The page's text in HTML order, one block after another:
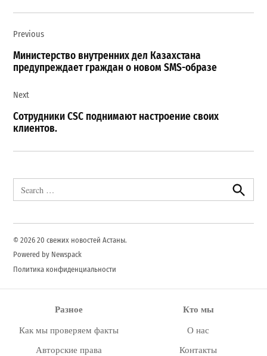
по
записям
Previous
Министерство внутренних дел Казахстана
предупреждает граждан о новом SMS-образе
Next
Сотрудники CSC поднимают настроение своих
клиентов.
for:
Search
© 2026 20 свежих новостей Астаны.
Powered by Newspack
Политика конфиденциальности
Разное
Как мы проверяем факты
Авторские права
Кто мы
О нас
Контакты